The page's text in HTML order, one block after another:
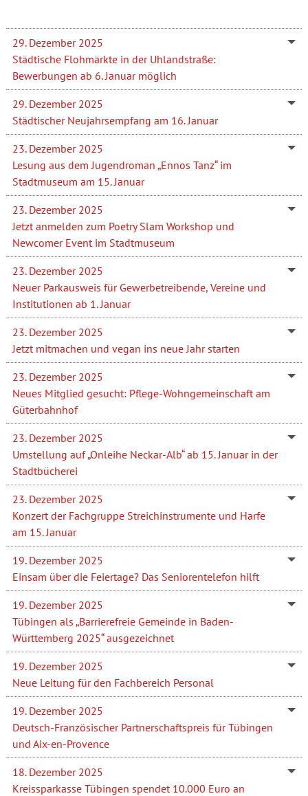
29. Dezember 2025
Städtische Flohmärkte in der Uhlandstraße:
Bewerbungen ab 6. Januar möglich
29. Dezember 2025
Städtischer Neujahrsempfang am 16. Januar
23. Dezember 2025
Lesung aus dem Jugendroman „Ennos Tanz“ im
Stadtmuseum am 15. Januar
23. Dezember 2025
Jetzt anmelden zum Poetry Slam Workshop und
Newcomer Event im Stadtmuseum
23. Dezember 2025
Neuer Parkausweis für Gewerbetreibende, Vereine und
Institutionen ab 1. Januar
23. Dezember 2025
Jetzt mitmachen und vegan ins neue Jahr starten
23. Dezember 2025
Neues Mitglied gesucht: Pflege-Wohngemeinschaft am
Güterbahnhof
23. Dezember 2025
Umstellung auf „Onleihe Neckar-Alb“ ab 15. Januar in der
Stadtbücherei
23. Dezember 2025
Konzert der Fachgruppe Streichinstrumente und Harfe
am 15. Januar
19. Dezember 2025
Einsam über die Feiertage? Das Seniorentelefon hilft
19. Dezember 2025
Tübingen als „Barrierefreie Gemeinde in Baden-
Württemberg 2025“ ausgezeichnet
19. Dezember 2025
Neue Leitung für den Fachbereich Personal
19. Dezember 2025
Deutsch-Französischer Partnerschaftspreis für Tübingen
und Aix-en-Provence
18. Dezember 2025
Kreissparkasse Tübingen spendet 10.000 Euro an